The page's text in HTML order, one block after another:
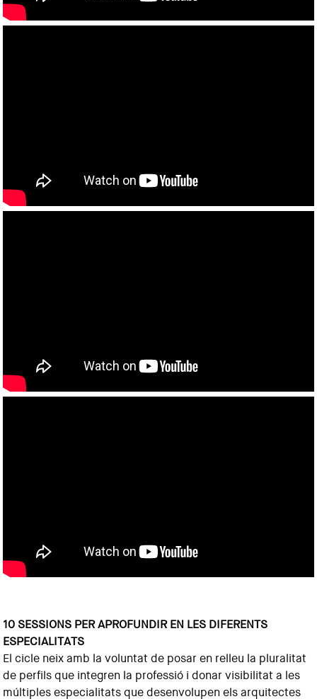
10 SESSIONS PER APROFUNDIR EN LES DIFERENTS
ESPECIALITATS
El cicle neix amb la voluntat de posar en relleu la pluralitat
de perfils que integren la professió i donar visibilitat a les
múltiples especialitats que desenvolupen els arquitectes